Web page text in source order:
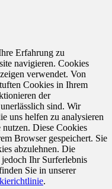
Erfahrung zu
navigieren. Cookies
verwendet. Von
Cookies in Ihrem
der
sind. Wir
uns helfen zu analysieren
nutzen. Diese Cookies
Browser gespeichert. Sie
abzulehnen. Die
Ihr Surferlebnis
Sie in unserer
.